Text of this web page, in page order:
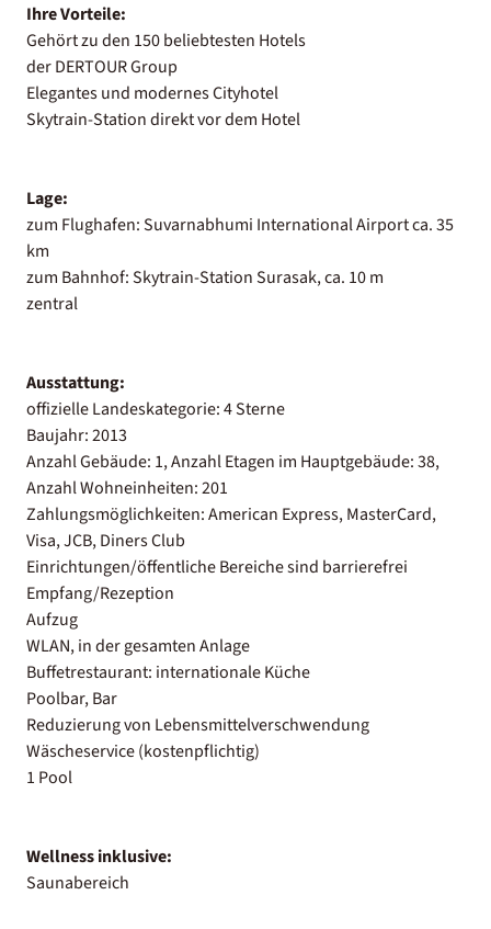
Ihre Vorteile:
Gehört zu den 150 beliebtesten Hotels
der DERTOUR Group
Elegantes und modernes Cityhotel
Skytrain-Station direkt vor dem Hotel
Lage:
zum Flughafen: Suvarnabhumi International Airport ca. 35
km
zum Bahnhof: Skytrain-Station Surasak, ca. 10 m
zentral
Ausstattung:
offizielle Landeskategorie: 4 Sterne
Baujahr: 2013
Anzahl Gebäude: 1, Anzahl Etagen im Hauptgebäude: 38,
Anzahl Wohneinheiten: 201
Zahlungsmöglichkeiten: American Express, MasterCard,
Visa, JCB, Diners Club
Einrichtungen/öffentliche Bereiche sind barrierefrei
Empfang/Rezeption
Aufzug
WLAN, in der gesamten Anlage
Buffetrestaurant: internationale Küche
Poolbar, Bar
Reduzierung von Lebensmittelverschwendung
Wäscheservice (kostenpflichtig)
1 Pool
Wellness inklusive:
Saunabereich